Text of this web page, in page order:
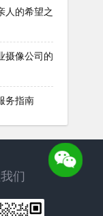
人的希望之
摄像公司的
务指南
们